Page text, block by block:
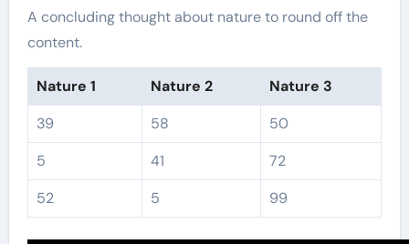
A concluding thought about nature to round off the
content.
Nature 1 Nature 2
Nature 3
39
58
50
5
41
72
52
5 99